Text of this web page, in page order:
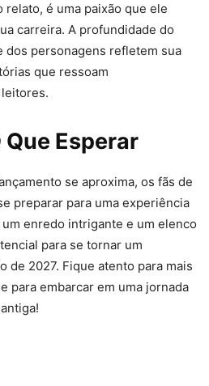
é uma paixão que ele
carreira. A profundidade do
dos personagens refletem sua
que ressoam
Esperar
se aproxima, os fãs de
preparar para uma experiência
um enredo intrigante e um elenco
para se tornar um
de 2027. Fique atento para mais
para embarcar em uma jornada